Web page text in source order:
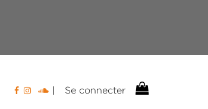
Se connecter